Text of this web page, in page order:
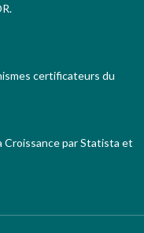
certificateurs du
Croissance par Statista et